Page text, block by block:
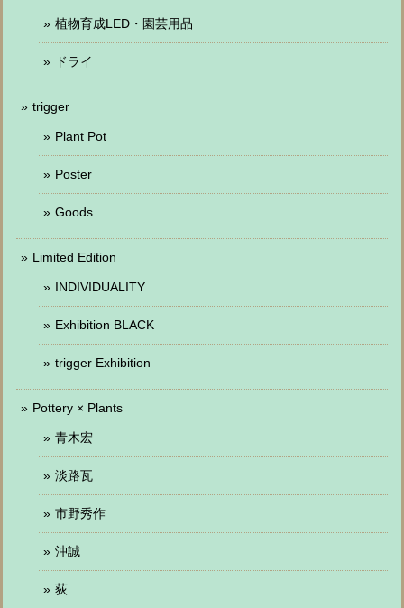
植物育成LED・園芸用品
ドライ
trigger
Plant Pot
Poster
Goods
Limited Edition
INDIVIDUALITY
Exhibition BLACK
trigger Exhibition
Pottery × Plants
青木宏
淡路瓦
市野秀作
沖誠
荻